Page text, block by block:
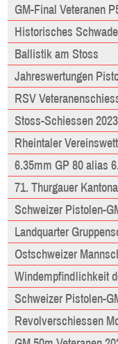
GM-Final Veteranen
Historisches
Ballistik am Stoss
Jahreswertungen
RSV
Stoss-Schiessen 2023
Rheintaler
6.35mm GP 80 alias
71. Thurgauer
Schweizer Pistolen-
Landquarter
Ostschweizer
Windempfindlichkeit
Schweizer Pistolen-
Revolverschiessen